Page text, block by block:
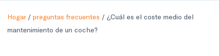
Hogar/ preguntas frecuentes / ¿Cuál es el coste medio del
mantenimiento de un coche?